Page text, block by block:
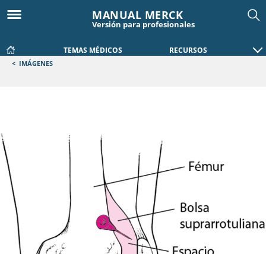
MANUAL MERCK
Versión para profesionales
TEMAS MÉDICOS RECURSOS
< IMÁGENES